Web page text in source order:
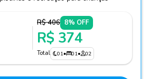
R$ 406 8% OFF
R$ 374
Total 01• 01• 02